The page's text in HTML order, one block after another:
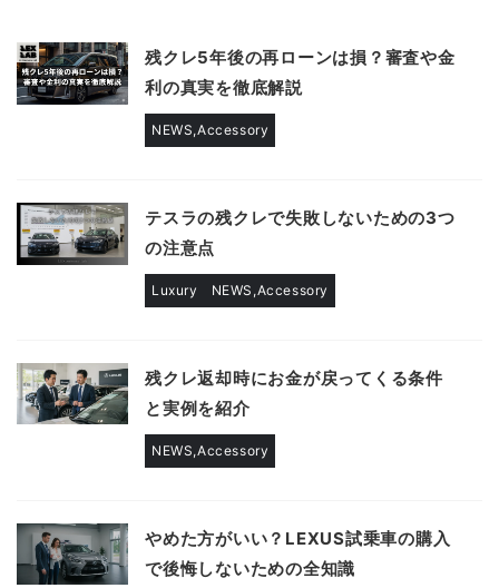
残クレ5年後の再ローンは損？審査や金
利の真実を徹底解説
NEWS,Accessory
テスラの残クレで失敗しないための3つ
の注意点
Luxury NEWS,Accessory
残クレ返却時にお金が戻ってくる条件
と実例を紹介
NEWS,Accessory
やめた方がいい？LEXUS試乗車の購入
で後悔しないための全知識